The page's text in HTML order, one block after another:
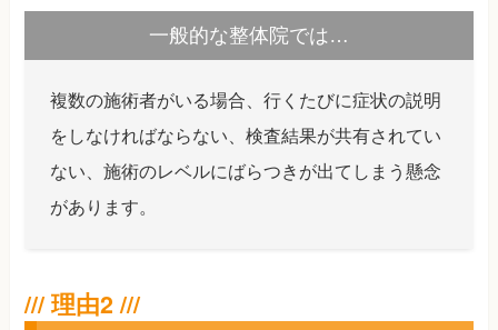
一般的な整体院では…
複数の施術者がいる場合、行くたびに症状の説明
をしなければならない、検査結果が共有されてい
ない、施術のレベルにばらつきが出てしまう懸念
があります。